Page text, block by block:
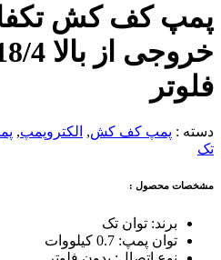
پمپ کف کش
فلوتر
دسته : پمپ کف کش, الکتروپمپ,
تک
مشخصات محصول :
برند: توان تک
توان پمپ: 0.7 کیلووات